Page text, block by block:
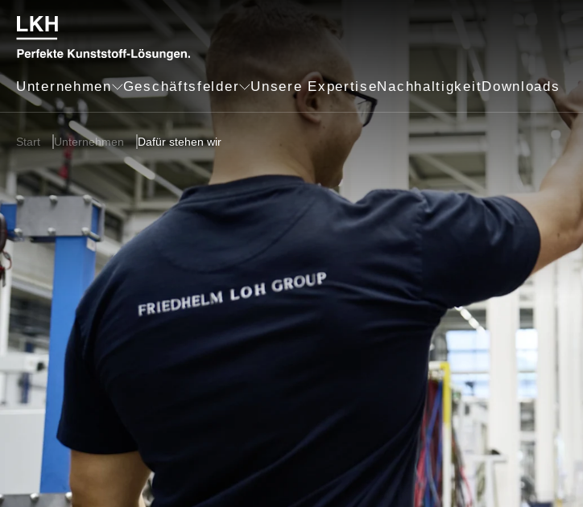
Unternehmen Geschäftsfelder Unsere ExpertiseNachhaltigkeitDownloads
Start Unternehmen Dafür stehen wir